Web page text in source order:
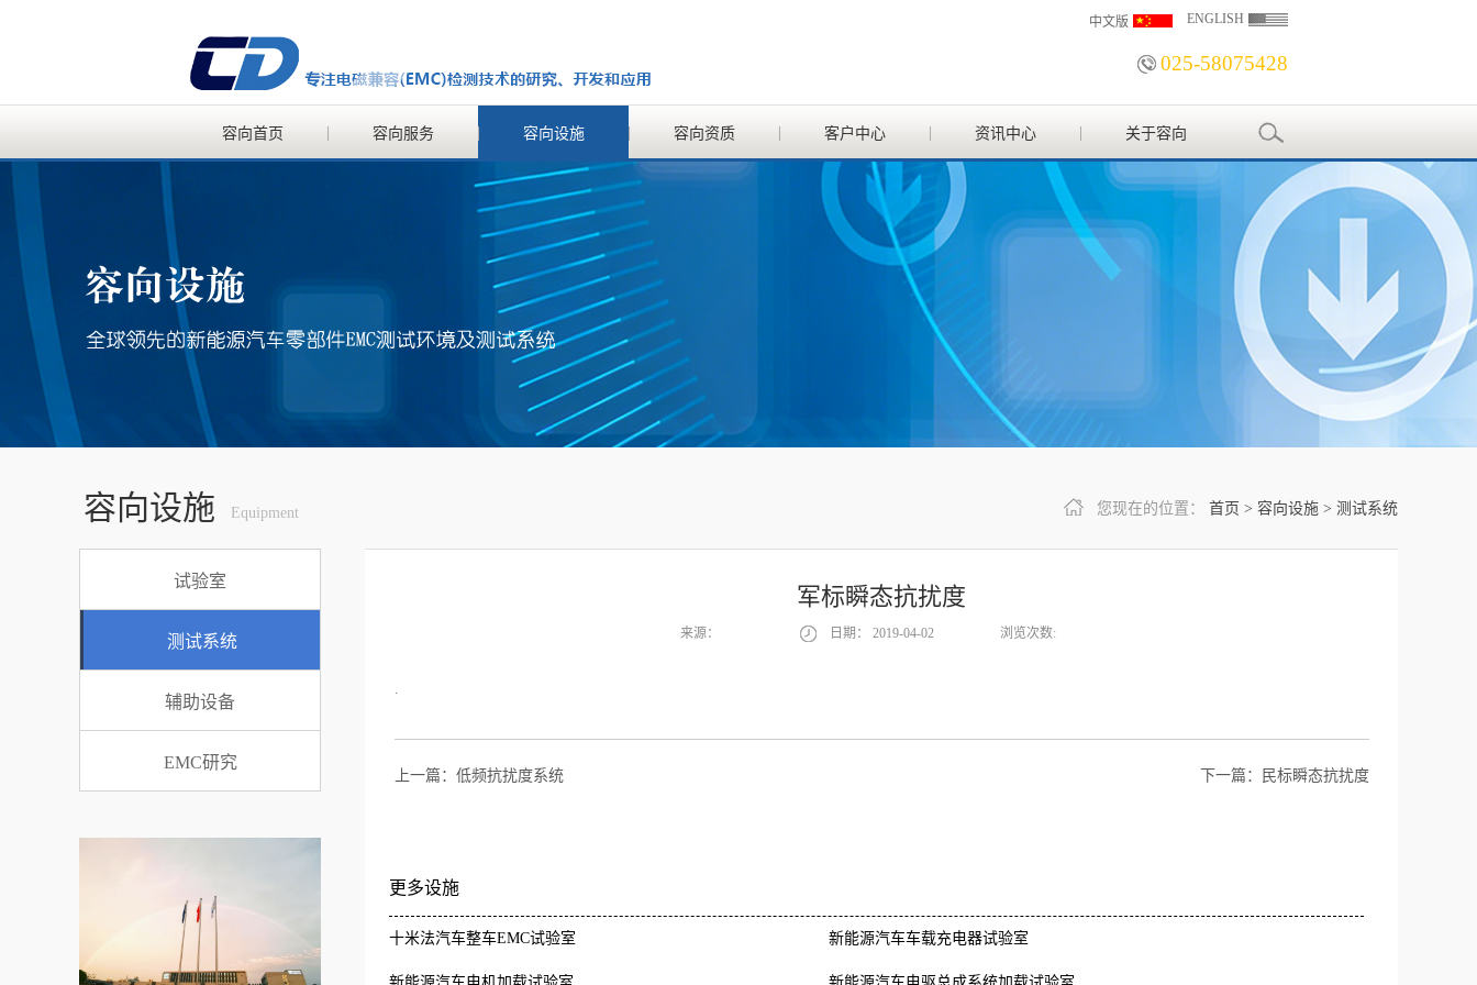
025-58075428
中文版 ENGLISH
容向首页 容向服务 容向设施 容向资质 客户中心 资讯中心 关于容向
容向设施 Equipment
试验室
测试系统
辅助设备
EMC研究
您现在的位置： 首页 > 容向设施 > 测试系统
军标瞬态抗扰度
日期： 2019-04-02 浏览次数:
来源：
.
上一篇： 低频抗扰度系统 下一篇： 民标瞬态抗扰度
更多设施
十米法汽车整车EMC试验室 新能源汽车车载充电器试验室